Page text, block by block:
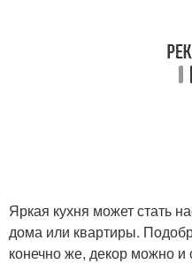
Яркая кухня может стать
дома или квартиры.
конечно же, декор можно и